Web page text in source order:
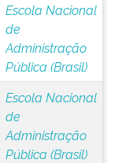
Escola Nacional
de
Administração
Pública (Brasil)
Escola Nacional
de
Administração
Pública (Brasil)